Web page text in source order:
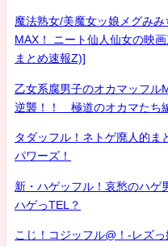
魔法熟女/美魔女ッ娘メグみ
MAX！ ニート仙人仙女の映
まとめ速報Z)]
乙女系腐男子のオカマッフ
逆襲！！ 極道のオカマたち
タダッフル！ネトゲ廃人的ま
パワーズ！
新・ハゲッフル！哀愁のハゲ
ハゲっTEL？
こじ！コジッフル@！-レズ